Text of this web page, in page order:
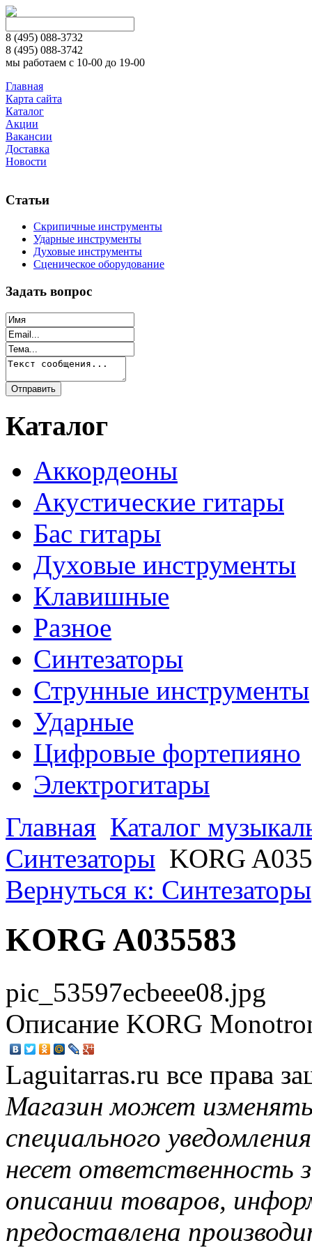
8 (495) 088-3732
8 (495) 088-3742
мы работаем с 10-00 до 19-00
Главная
Карта сайта
Каталог
Акции
Вакансии
Доставка
Новости
Статьи
Скрипичные инструменты
Ударные инструменты
Духовые инструменты
Сценическое оборудование
Задать вопрос
Каталог
Аккордеоны
Акустические гитары
Бас гитары
Духовые инструменты
Клавишные
Разное
Синтезаторы
Струнные инструменты
Ударные
Цифровые фортепияно
Электрогитары
Главная Каталог
Синтезаторы KORG
Вернуться к: Синтезаторы
KORG A035583
pic_53597ecbeee08.jpg
Описание KORG
Laguitarras.ru все права
Магазин может
специального
несет ответственность
описании товаров,
предоставлена